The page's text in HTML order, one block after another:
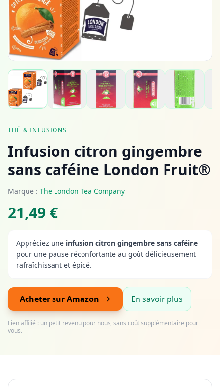
THÉ & INFUSIONS
Infusion citron gingembre
sans caféine London Fruit®
Marque : The London Tea Company
21,49 €
Appréciez une infusion citron gingembre sans caféine
pour une pause réconfortante au goût délicieusement
rafraîchissant et épicé.
Acheter sur Amazon En savoir plus
Lien affilié : un petit revenu pour nous, sans coût supplémentaire pour
vous.